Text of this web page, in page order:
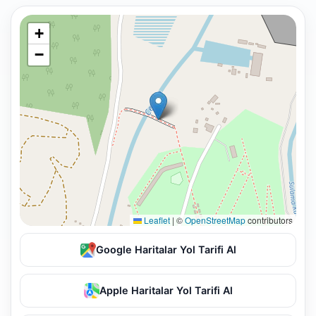
+
−
Leaflet | ©OpenStreetMapcontributors
Google Haritalar Yol Tarifi Al
Apple Haritalar Yol Tarifi Al